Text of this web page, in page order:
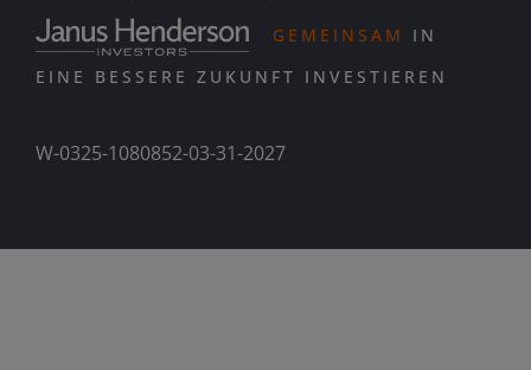
GEMEINSAM
IN
EINE BESSERE ZUKUNFT INVESTIEREN
W-0325-1080852-03-31-2027